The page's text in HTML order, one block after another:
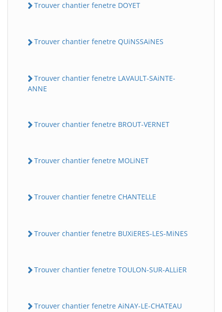
Trouver chantier fenetre DOYET
Trouver chantier fenetre QUiNSSAiNES
Trouver chantier fenetre LAVAULT-SAiNTE-
ANNE
Trouver chantier fenetre BROUT-VERNET
Trouver chantier fenetre MOLiNET
Trouver chantier fenetre CHANTELLE
Trouver chantier fenetre BUXiERES-LES-MiNES
Trouver chantier fenetre TOULON-SUR-ALLiER
Trouver chantier fenetre AiNAY-LE-CHATEAU